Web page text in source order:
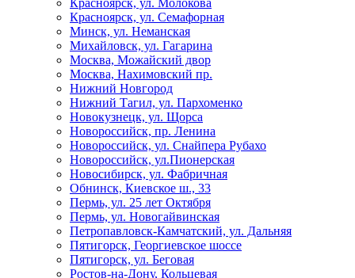
Красноярск, ул. Молокова
Красноярск, ул. Семафорная
Минск, ул. Неманская
Михайловск, ул. Гагарина
Москва, Можайский двор
Москва, Нахимовский пр.
Нижний Новгород
Нижний Тагил, ул. Пархоменко
Новокузнецк, ул. Щорса
Новороссийск, пр. Ленина
Новороссийск, ул. Снайпера Рубахо
Новороссийск, ул.Пионерская
Новосибирск, ул. Фабричная
Обнинск, Киевское ш., 33
Пермь, ул. 25 лет Октября
Пермь, ул. Новогайвинская
Петропавловск-Камчатский, ул. Дальняя
Пятигорск, Георгиевское шоссе
Пятигорск, ул. Беговая
Ростов-на-Дону, Кольцевая